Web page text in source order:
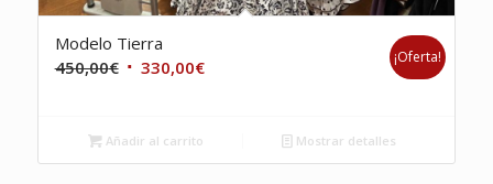
Modelo Tierra
450,00€ El
era:
330,00€El
¡Oferta!
Añadir al carrito Mostrar detalles